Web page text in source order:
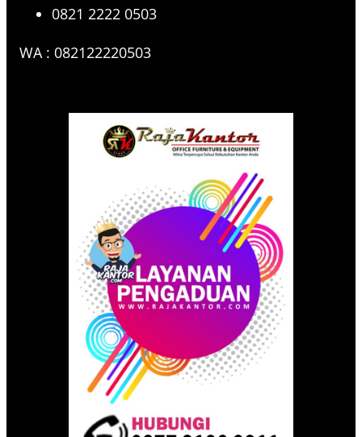
0821 2222 0503
WA : 082122220503